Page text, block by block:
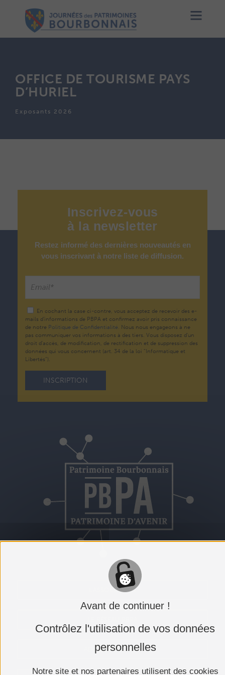
OFFICE DE TOURISME PAYS
D’HURIEL
Exposants 2026
Inscrivez-vous
à la newsletter
Restez informé des dernières nouveautés en
vous inscrivant à notre liste de diffusion.
En cochant la case ci-contre, vous acceptez de recevoir des e-
mails d’informations de PBPA et confirmez avoir pris connaissance
de notre Politique de Confidentialité. Nous nous engageons à ne
pas communiquer vos informations à des tiers. Vous disposez d'un
droit d'accès, de modification, de rectification et de suppression des
données qui vous concernent (art. 34 de la loi "Informatique et
Libertés").
L'ASSOCIATION
ADHÉRER AU PBPA
Avant de continuer !
Contrôlez l'utilisation de vos données
personnelles
Notre site et nos partenaires utilisent des cookies